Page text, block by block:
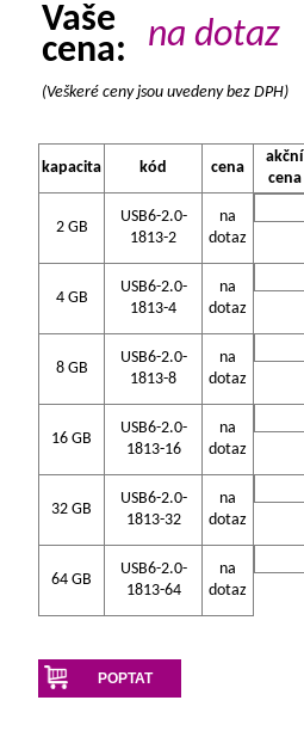
Vaše
cena:
na dotaz
(Veškeré ceny jsou uvedeny bez DPH)
kapacita kód cena
akční
cena
2 GB
USB6-2.0-
1813-2
na
dotaz
4 GB
USB6-2.0-
1813-4
na
dotaz
8 GB
USB6-2.0-
1813-8
na
dotaz
16 GB
USB6-2.0-
1813-16
na
dotaz
32 GB
USB6-2.0-
1813-32
na
dotaz
64 GB
USB6-2.0-
1813-64
na
dotaz
POPTAT